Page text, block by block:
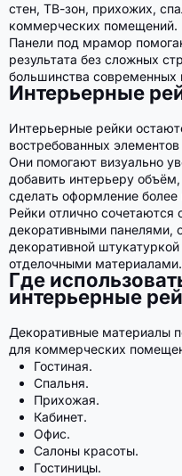
стен, ТВ-зон, прихожих,
коммерческих помещений.
Панели под мрамор
результата без сложных
большинства современных
Интерьерные
Интерьерные рейки
востребованных
Они помогают визуально
добавить интерьеру
сделать оформление
Рейки отлично
декоративными панелями,
декоративной
отделочными материалами.
Где
интерьерные
Декоративные материалы
для коммерческих
Гостиная.
Спальня.
Прихожая.
Кабинет.
Офис.
Салоны красоты.
Гостиницы.